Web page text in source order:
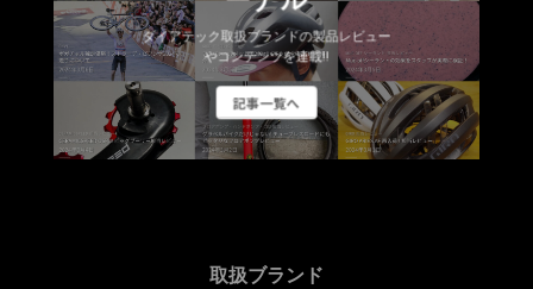
ダイアテック取扱ブランドの製品レビュー
やコンテンツを連載!!
記事一覧へ
取扱ブランド